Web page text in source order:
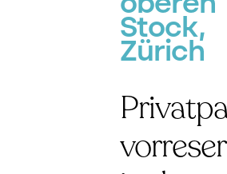
Stock,
Zürich